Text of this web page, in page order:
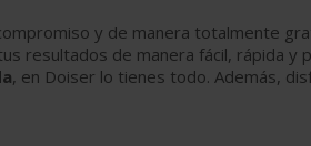
y de manera totalmente
resultados de manera fácil, rápida y
, en Doiser lo tienes todo. Además,